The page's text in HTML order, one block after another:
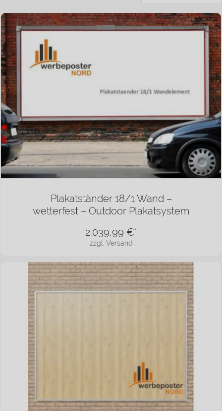
Plakatständer 18/1 Wand –
wetterfest – Outdoor Plakatsystem
zzgl. Versand
2.039,99 €*